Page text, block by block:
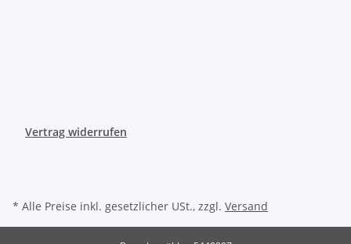
Vertrag widerrufen
* Alle Preise inkl. gesetzlicher USt., zzgl. Versand